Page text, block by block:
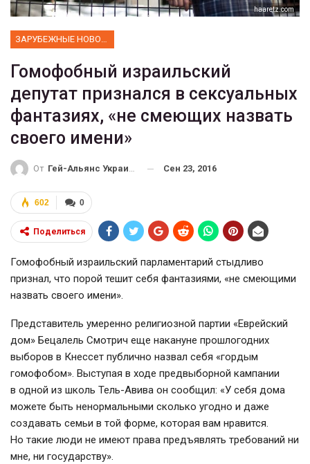
haaretz.com
Гомофобный израильский
депутат признался в сексуальных
фантазиях, «не смеющих назвать
своего имени»
От Гей-Альянс Украина Сен 23, 2016
0
602
Поделиться
Гомофобный израильский парламентарий стыдливо
признал, что порой тешит себя фантазиями, «не смеющими
назвать своего имени».
Представитель умеренно религиозной партии «Еврейский
дом» Бецалель Смотрич еще накануне прошлогодних
выборов в Кнессет публично назвал себя «гордым
гомофобом». Выступая в ходе предвыборной кампании
в одной из школь Тель-Авива он сообщил: «У себя дома
можете быть ненормальными сколько угодно и даже
создавать семьи в той форме, которая вам нравится.
Но такие люди не имеют права предъявлять требований ни
мне, ни государству».